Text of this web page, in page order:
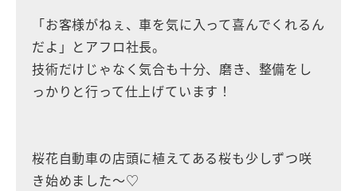
「お客様がねぇ、車を気に入って喜んでくれるん
だよ」とアフロ社長。
技術だけじゃなく気合も十分、磨き、整備をし
っかりと行って仕上げています！
桜花自動車の店頭に植えてある桜も少しずつ咲
き始めました～♡